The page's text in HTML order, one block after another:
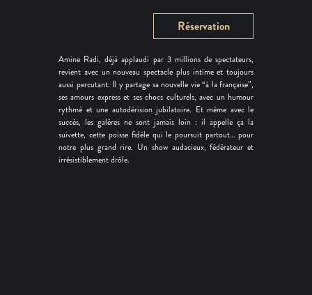
Réservation
Amine Radi, déjà applaudi par 3 millions de spectateurs,
revient avec un nouveau spectacle plus intime et toujours
aussi percutant. Il y partage sa nouvelle vie “à la française”,
ses amours express et ses chocs culturels, avec un humour
rythmé et une autodérision jubilatoire. Et même avec le
succès, les galères ne sont jamais loin : il appelle ça la
suivette, cette poisse fidèle qui le poursuit partout… pour
notre plus grand rire. Un show audacieux, fédérateur et
irrésistiblement drôle.